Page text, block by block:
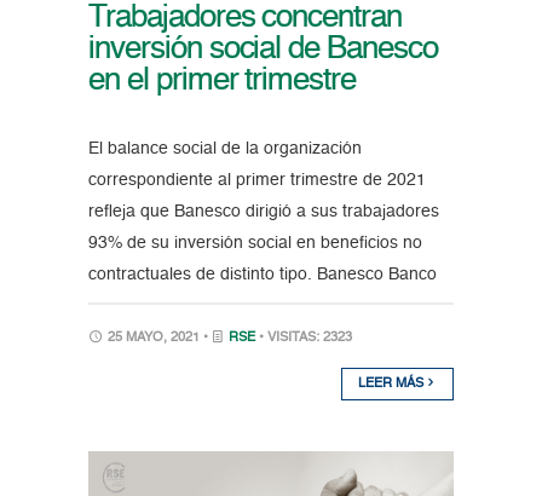
Trabajadores concentran
inversión social de Banesco
en el primer trimestre
El balance social de la organización
correspondiente al primer trimestre de 2021
refleja que Banesco dirigió a sus trabajadores
93% de su inversión social en beneficios no
contractuales de distinto tipo. Banesco Banco
25 MAYO, 2021 • RSE • VISITAS: 2323
LEER MÁS